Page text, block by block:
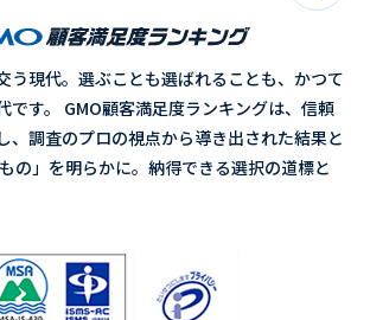
う現代。選ぶことも選ばれることも、かつて
です。 GMO顧客満足度ランキングは、信頼
、調査のプロの視点から導き出された結果と
の」を明らかに。納得できる選択の道標と